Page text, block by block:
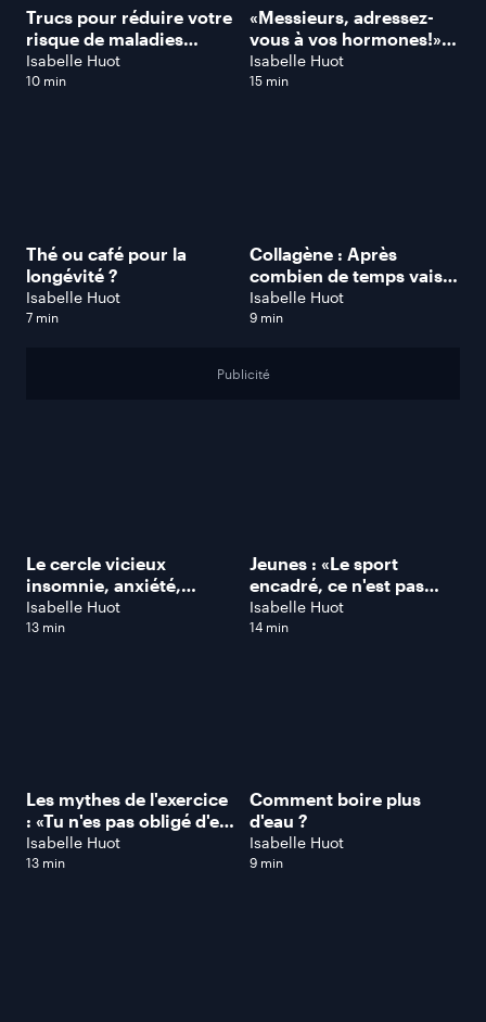
Trucs pour réduire votre
risque de maladies
cardiaques!
Isabelle Huot
10 min
«Messieurs, adressez-
vous à vos hormones!»,
insiste Dre. Lyne
Desautels
Isabelle Huot
15 min
Thé ou café pour la
longévité ?
Isabelle Huot
7 min
Collagène : Après
combien de temps vais-
je observer des effets
positifs sur ma peau ?
Isabelle Huot
9 min
Publicité
Le cercle vicieux
insomnie, anxiété,
dépression
Isabelle Huot
13 min
Jeunes : «Le sport
encadré, ce n'est pas
nécessairement mieux!
», dit Jean-Christophe
Isabelle Huot
14 min
Les mythes de l'exercice
: «Tu n'es pas obligé d'en
faire plus tout le
temps!», dit le Doc Denis
Isabelle Huot
13 min
Comment boire plus
d'eau ?
Isabelle Huot
9 min